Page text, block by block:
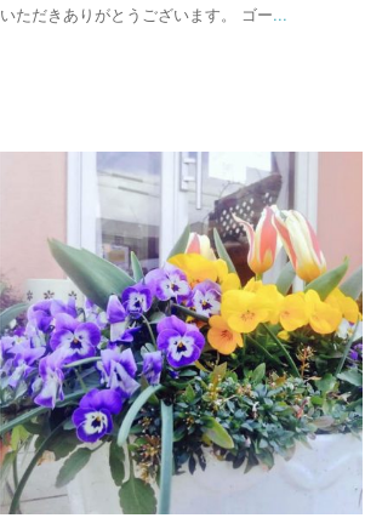
いただきありがとうございます。 ゴー...